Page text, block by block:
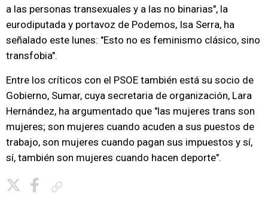
a las personas transexuales y a las no binarias", la
eurodiputada y portavoz de Podemos, Isa Serra, ha
señalado este lunes: "Esto no es feminismo clásico, sino
transfobia".
Entre los críticos con el PSOE también está su socio de
Gobierno, Sumar, cuya secretaria de organización, Lara
Hernández, ha argumentado que "las mujeres trans son
mujeres; son mujeres cuando acuden a sus puestos de
trabajo, son mujeres cuando pagan sus impuestos y sí,
sí, también son mujeres cuando hacen deporte".